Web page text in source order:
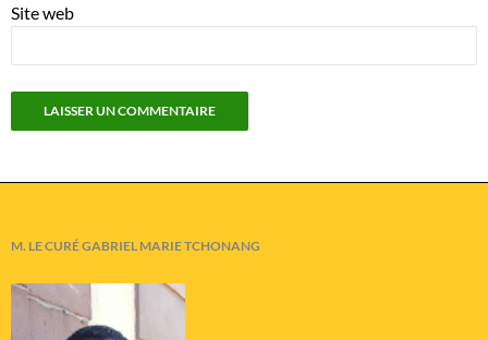
Site web
M. LE CURÉ GABRIEL MARIE TCHONANG